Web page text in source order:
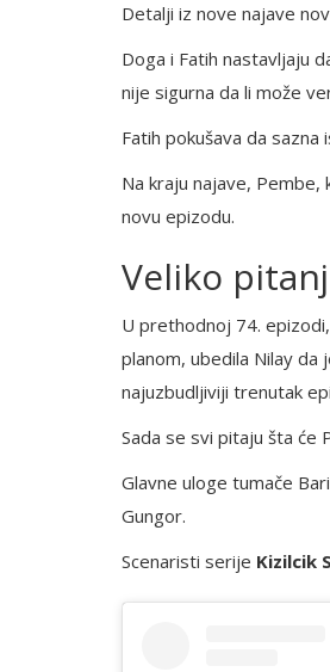
Detalji iz nove najave
Doga i Fatih nastavljaju
nije sigurna da li može
Fatih pokušava da
Na kraju najave,
novu epizodu.
Veliko
U prethodnoj 74.
planom, ubedila Nilay da
najuzbudljiviji trenutak
Sada se svi pitaju šta će
Glavne uloge tumače
Gungor.
Scenaristi serije Kizilcik